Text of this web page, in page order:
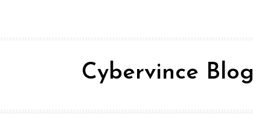
Cybervince Blog